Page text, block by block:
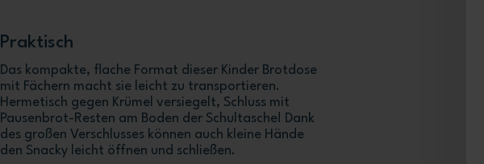
Praktisch
Das kompakte, flache Format dieser Kinder Brotdose
mit Fächern macht sie leicht zu transportieren.
Hermetisch gegen Krümel versiegelt, Schluss mit
Pausenbrot-Resten am Boden der Schultasche! Dank
des großen Verschlusses können auch kleine Hände
den Snacky leicht öffnen und schließen.